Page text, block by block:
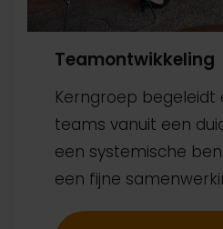
Teamontwikkeling
Kerngroep begeleidt
teams vanuit een
een systemische
een fijne